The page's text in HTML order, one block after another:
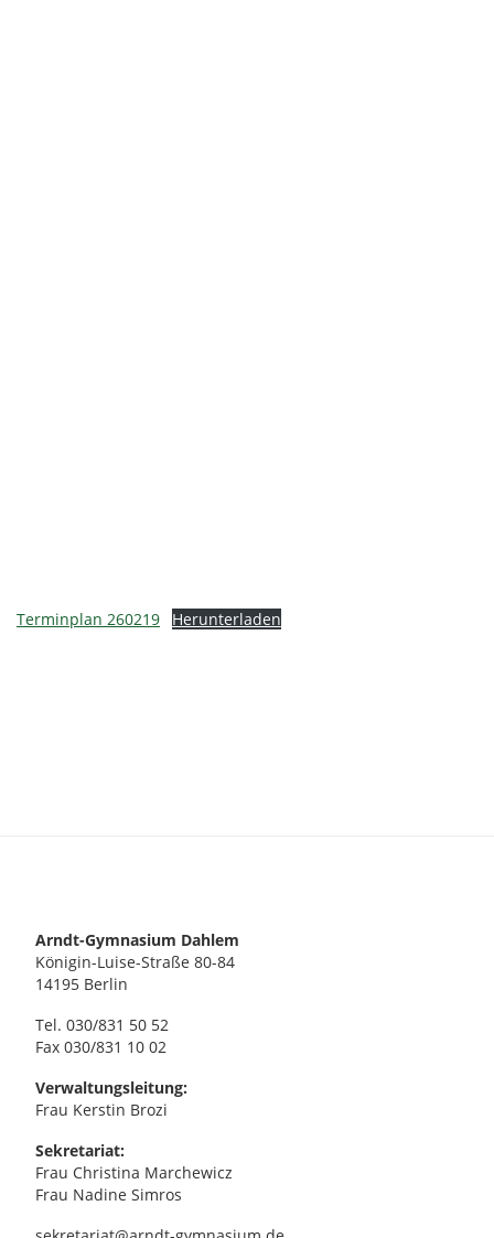
Terminplan 260219 Herunterladen
Arndt-Gymnasium Dahlem
Königin-Luise-Straße 80-84
14195 Berlin
Tel. 030/831 50 52
Fax 030/831 10 02
Verwaltungsleitung:
Frau Kerstin Brozi
Sekretariat:
Frau Christina Marchewicz
Frau Nadine Simros